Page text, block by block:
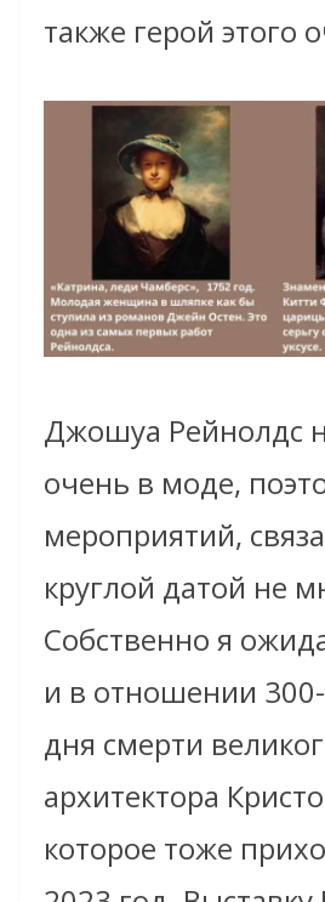
также герой этого
Джошуа Рейнолдс
очень в моде,
мероприятий,
круглой датой не
Собственно я
и в отношении
дня смерти
архитектора
которое тоже